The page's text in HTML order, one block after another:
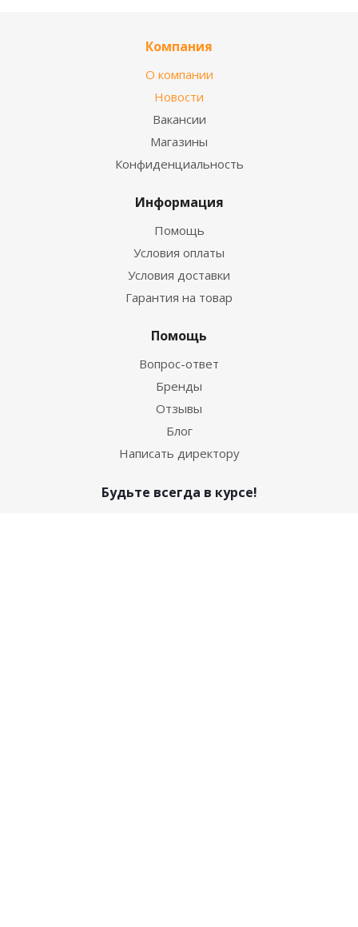
Компания
О компании
Новости
Вакансии
Магазины
Конфиденциальность
Информация
Помощь
Условия оплаты
Условия доставки
Гарантия на товар
Помощь
Вопрос-ответ
Бренды
Отзывы
Блог
Написать директору
Будьте всегда в курсе!